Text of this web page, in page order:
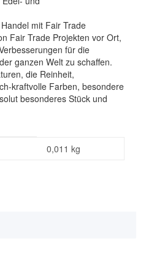
mit Fair Trade
Fair Trade Projekten vor Ort,
für die
ganzen Welt zu schaffen.
die Reinheit,
kraftvolle Farben, besondere
besonderes Stück und
0,011 kg